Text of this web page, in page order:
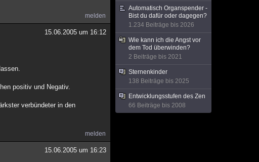
melden
15.06.2005 um 16:12
positiv und Negativ.
verbündeter in den
melden
15.06.2005 um 16:23
Automatisch Organspender -
Bist du dafür oder dagegen?
1.234 Beiträge bis 2026
Wie kann ich die Angst vor
dem Tod überwinden?
2 Beiträge bis 2021
Sternenkinder
138 Beiträge bis 2025
Entwicklungsstufen des Zen
66 Beiträge bis 2008